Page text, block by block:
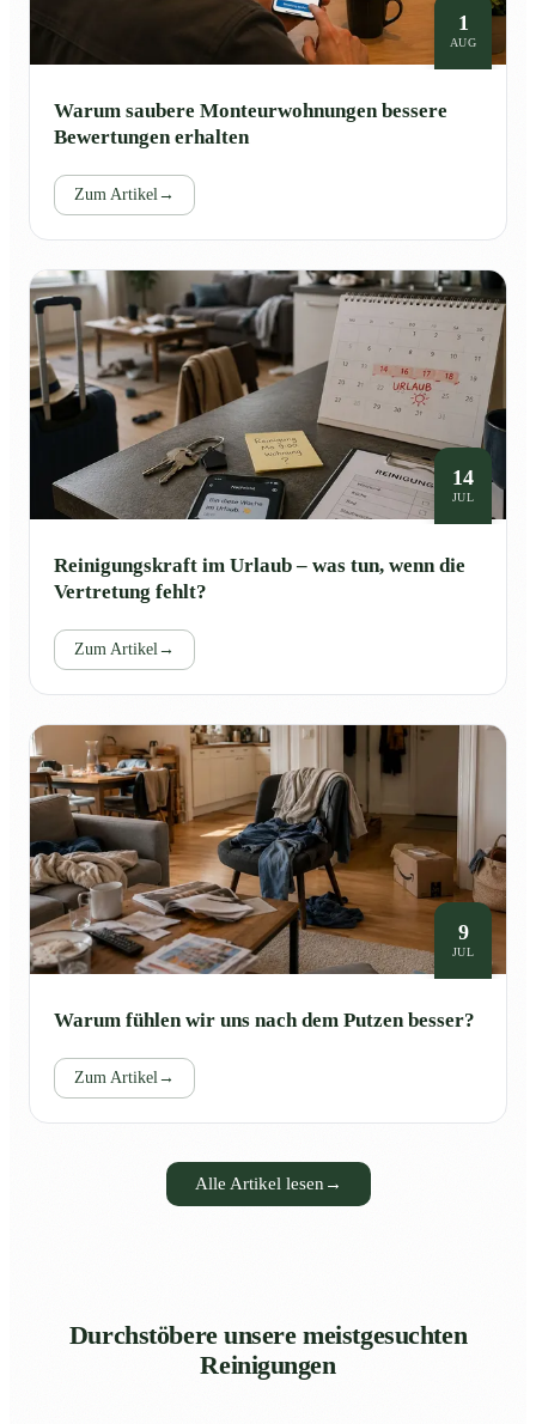
1
AUG
Warum saubere Monteurwohnungen bessere
Bewertungen erhalten
Zum Artikel →
14
JUL
Reinigungskraft im Urlaub – was tun, wenn die
Vertretung fehlt?
Zum Artikel →
9
JUL
Warum fühlen wir uns nach dem Putzen besser?
Zum Artikel →
Alle Artikel lesen →
Durchstöbere unsere meistgesuchten
Reinigungen